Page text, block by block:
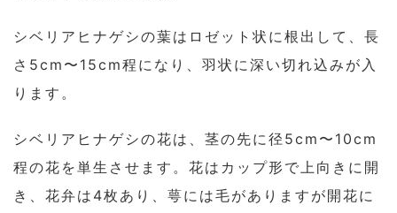
シベリアヒナゲシの葉はロゼット状に根出して、長
さ5cm〜15cm程になり、羽状に深い切れ込みが入
ります。
シベリアヒナゲシの花は、茎の先に径5cm〜10cm
程の花を単生させます。花はカップ形で上向きに開
き、花弁は4枚あり、萼には毛がありますが開花に